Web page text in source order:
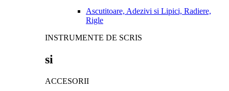
Ascutitoare, Adezivi si Lipici, Radiere,
Rigle
INSTRUMENTE DE SCRIS
si
ACCESORII